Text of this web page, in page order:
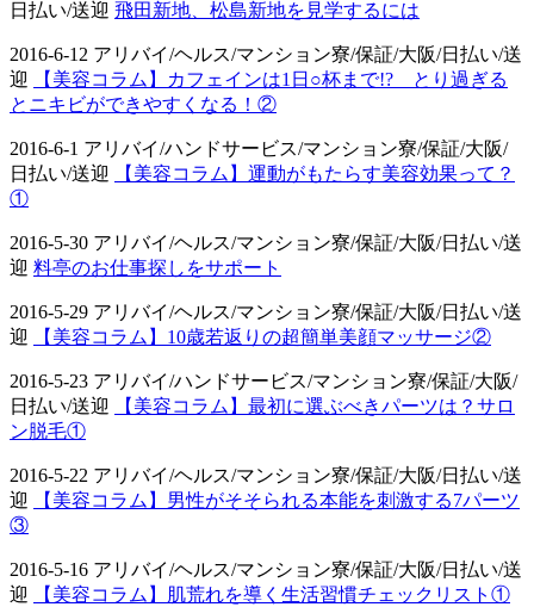
日払い/送迎 飛田新地、松島新地を見学するには
2016-6-12 アリバイ/ヘルス/マンション寮/保証/大阪/日払い/送
迎
【美容コラム】カフェインは1日○杯まで!? とり過ぎる
とニキビができやすくなる！②
2016-6-1 アリバイ/ハンドサービス/マンション寮/保証/大阪/
日払い/送迎
【美容コラム】運動がもたらす美容効果って？
①
2016-5-30 アリバイ/ヘルス/マンション寮/保証/大阪/日払い/送
迎 料亭のお仕事探しをサポート
2016-5-29 アリバイ/ヘルス/マンション寮/保証/大阪/日払い/送
迎
【美容コラム】10歳若返りの超簡単美顔マッサージ②
2016-5-23 アリバイ/ハンドサービス/マンション寮/保証/大阪/
日払い/送迎
【美容コラム】最初に選ぶべきパーツは？サロ
ン脱毛①
2016-5-22 アリバイ/ヘルス/マンション寮/保証/大阪/日払い/送
迎
【美容コラム】男性がそそられる本能を刺激する7パーツ
③
2016-5-16 アリバイ/ヘルス/マンション寮/保証/大阪/日払い/送
迎
【美容コラム】肌荒れを導く生活習慣チェックリスト①